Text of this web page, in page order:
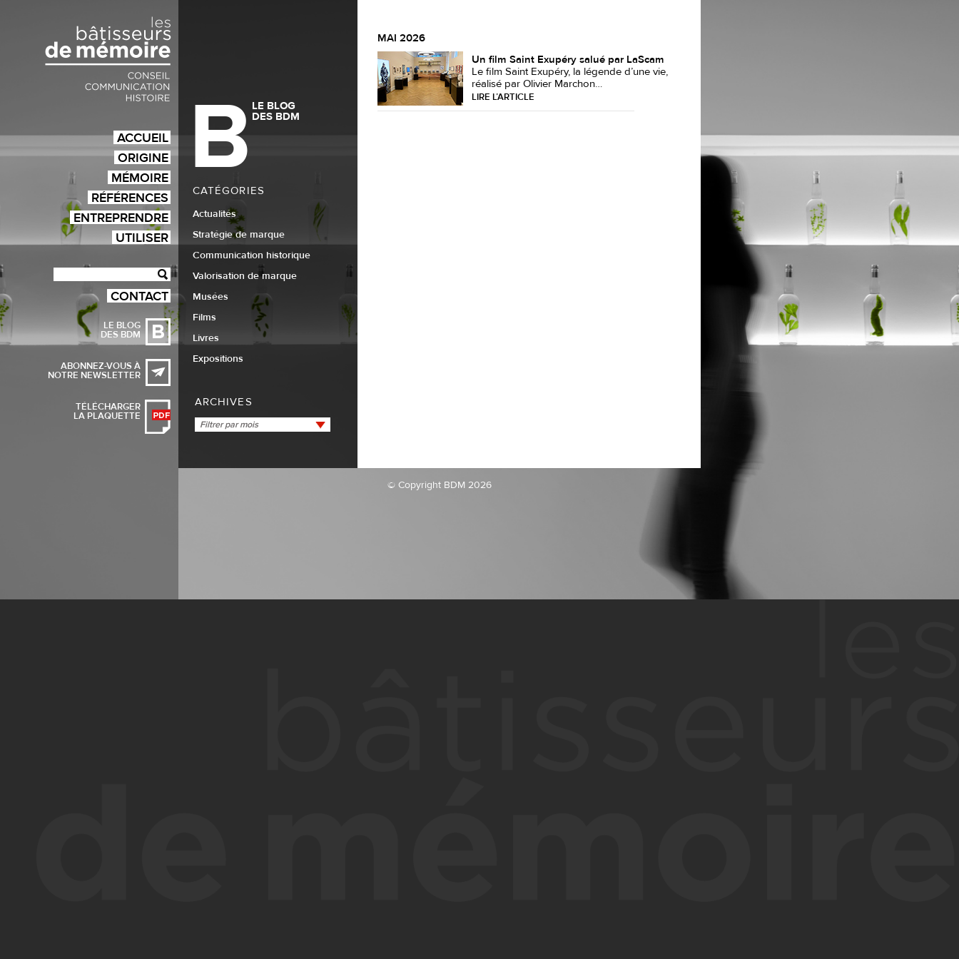
ACCUEIL
ORIGINE
MÉMOIRE
RÉFÉRENCES
ENTREPRENDRE
UTILISER
CONTACT
LE BLOG
DES BDM
ABONNEZ-VOUS À
NOTRE NEWSLETTER
TÉLÉCHARGER
LA PLAQUETTE
B LE BLOG
DES BDM
CATÉGORIES
Actualités
Stratégie de marque
Communication historique
Valorisation de marque
Musées
Films
Livres
Expositions
ARCHIVES
Filtrer par mois
MAI 2026
Un film Saint Exupéry salué par LaScam
Le film Saint Exupéry, la légende d’une vie,
réalisé par Olivier Marchon…
LIRE L’ARTICLE
© Copyright BDM 2026